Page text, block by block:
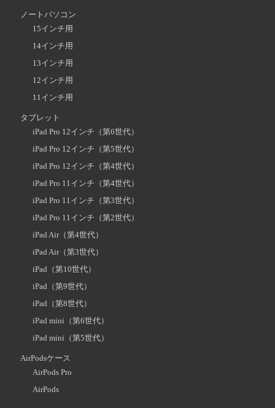
ノートパソコン
15インチ用
14インチ用
13インチ用
12インチ用
11インチ用
タブレット
iPad Pro 12インチ（第6世代）
iPad Pro 12インチ（第5世代）
iPad Pro 12インチ（第4世代）
iPad Pro 11インチ（第4世代）
iPad Pro 11インチ（第3世代）
iPad Pro 11インチ（第2世代）
iPad Air（第4世代）
iPad Air（第3世代）
iPad（第10世代）
iPad（第9世代）
iPad（第8世代）
iPad mini（第6世代）
iPad mini（第5世代）
AirPodsケース
AirPods Pro
AirPods